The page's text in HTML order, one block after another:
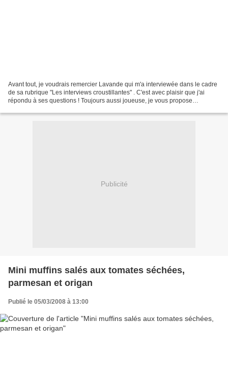
Avant tout, je voudrais remercier Lavande qui m'a interviewée dans le cadre
de sa rubrique "Les interviews croustillantes" . C'est avec plaisir que j'ai
répondu à ses questions ! Toujours aussi joueuse, je vous propose
Publicité
Mini muffins salés aux tomates séchées,
parmesan et origan
Publié le 05/03/2008 à 13:00